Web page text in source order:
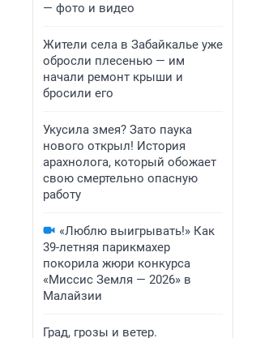
— фото и видео
Жители села в Забайкалье уже
обросли плесенью — им
начали ремонт крыши и
бросили его
Укусила змея? Зато паука
нового открыл! История
арахнолога, который обожает
свою смертельно опасную
работу
«Люблю выигрывать!» Как
39-летняя парикмахер
покорила жюри конкурса
«Миссис Земля — 2026» в
Малайзии
Град, грозы и ветер.